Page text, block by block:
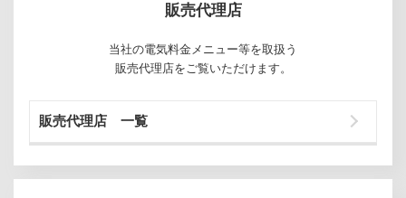
販売代理店
当社の電気料金メニュー等を取扱う
販売代理店をご覧いただけます。
販売代理店 一覧